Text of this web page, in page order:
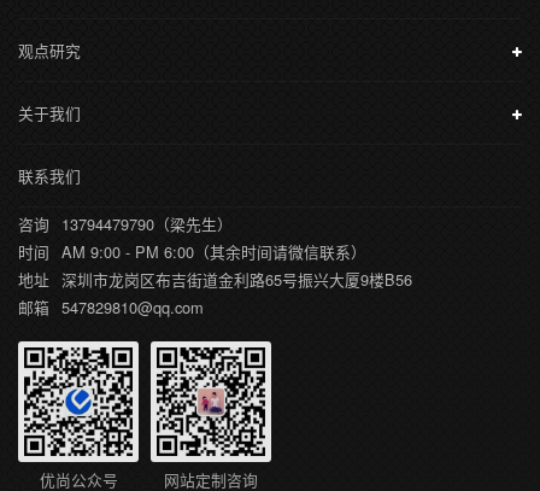
观点研究
关于我们
联系我们
咨询
13794479790（梁先生）
时间 AM 9:00 - PM 6:00（其余时间请微信联系）
地址 深圳市龙岗区布吉街道金利路65号振兴大厦9楼B56
邮箱 547829810@qq.com
优尚公众号 网站定制咨询